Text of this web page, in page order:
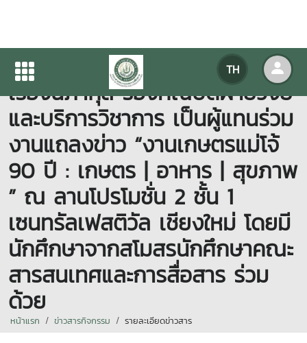
TH
ผู้ช่วยศาสตราจารย์ ดร.ณภัทร
เรืองนภากุล รองคณบดีฝ่ายวิจัย
และบริการวิชาการ เป็นผู้แทนร่วม
งานแถลงข่าว “งานเกษตรแม่โจ้
90 ปี : เกษตร | อาหาร | สุขภาพ
” ณ ลานโปรโมชั่น 2 ชั้น 1
เซนทรัลเฟสติวัล เชียงใหม่ โดยมี
นักศึกษาจากสโมสรนักศึกษาคณะ
สารสนเทศและการสื่อสาร ร่วม
ด้วย
หน้าแรก ข่าวสารกิจกรรม รายละเอียดข่าวสาร